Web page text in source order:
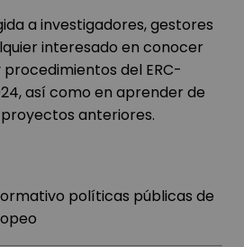
a investigadores, gestores
interesado en conocer
del ERC-
así como en aprender de
anteriores.
políticas públicas de